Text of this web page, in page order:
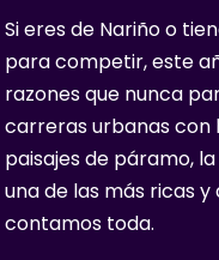
Si eres de Nariño o
para competir, este
razones que nunca
carreras urbanas con
paisajes de páramo,
una de las más ricas
contamos toda.